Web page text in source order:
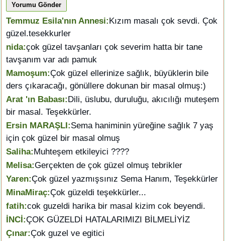
Yorumu Gönder
Temmuz Esila'nın Annesi:Kızım masalı çok sevdi. Çok
güzel.tesekkurler
nida:çok güzel tavşanları çok severim hatta bir tane
tavşanım var adı pamuk
Mamoşum:Çok güzel ellerinize sağlık, büyüklerin bile
ders çıkaracağı, gönüllere dokunan bir masal olmuş:)
Arat 'ın Babası:Dili, üslubu, duruluğu, akıcılığı muteşem
bir masal. Teşekkürler.
Ersin MARAŞLI:Sema haniminin yüreğine sağlık 7 yaş
için çok güzel bir masal olmuş
Saliha:Muhteşem etkileyici ????
Melisa:Gerçekten de çok güzel olmuş tebrikler
Yaren:Çok güzel yazmışsınız Sema Hanım, Teşekkürler
MinaMiraç:Çok güzeldi teşekkürler...
fatih:cok guzeldi harika bir masal kizim cok beyendi.
İNCİ:ÇOK GÜZELDİ HATALARIMIZI BİLMELİYİZ
Çınar:Çok guzel ve egitici